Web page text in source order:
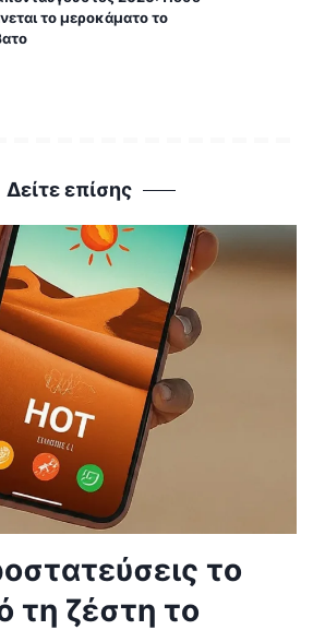
το μεροκάματο το
Δείτε επίσης
το
τη ζέστη το